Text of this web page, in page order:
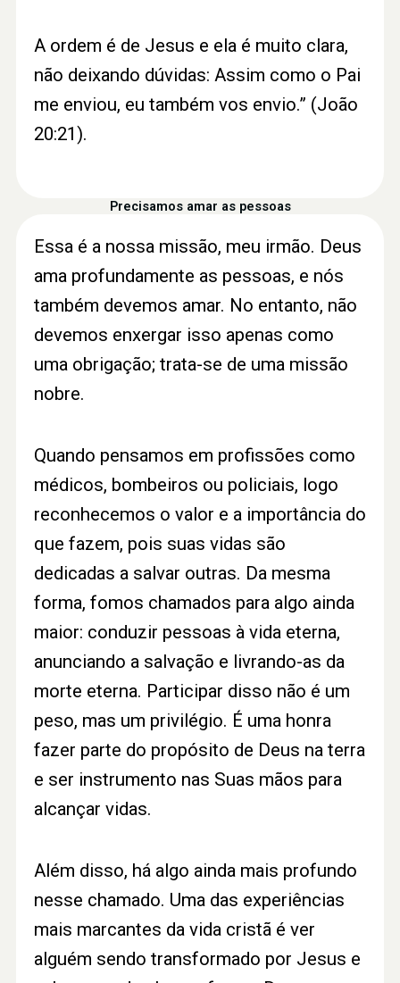
A ordem é de Jesus e ela é muito clara,
não deixando dúvidas: Assim como o Pai
me enviou, eu também vos envio.” (João
20:21).
Precisamos amar as pessoas
Essa é a nossa missão, meu irmão. Deus
ama profundamente as pessoas, e nós
também devemos amar. No entanto, não
devemos enxergar isso apenas como
uma obrigação; trata-se de uma missão
nobre.
Quando pensamos em profissões como
médicos, bombeiros ou policiais, logo
reconhecemos o valor e a importância do
que fazem, pois suas vidas são
dedicadas a salvar outras. Da mesma
forma, fomos chamados para algo ainda
maior: conduzir pessoas à vida eterna,
anunciando a salvação e livrando-as da
morte eterna. Participar disso não é um
peso, mas um privilégio. É uma honra
fazer parte do propósito de Deus na terra
e ser instrumento nas Suas mãos para
alcançar vidas.
Além disso, há algo ainda mais profundo
nesse chamado. Uma das experiências
mais marcantes da vida cristã é ver
alguém sendo transformado por Jesus e